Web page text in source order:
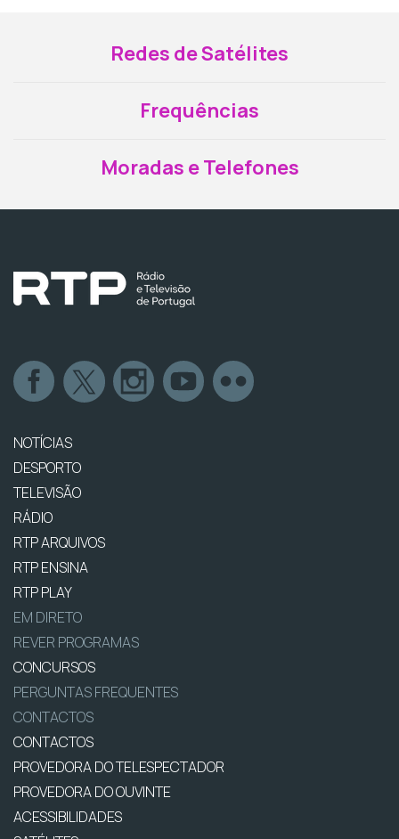
Redes de Satélites
Frequências
Moradas e Telefones
NOTÍCIAS
DESPORTO
TELEVISÃO
RÁDIO
RTP ARQUIVOS
RTP ENSINA
RTP PLAY
EM DIRETO
REVER PROGRAMAS
CONCURSOS
PERGUNTAS FREQUENTES
CONTACTOS
CONTACTOS
PROVEDORA DO TELESPECTADOR
PROVEDORA DO OUVINTE
ACESSIBILIDADES